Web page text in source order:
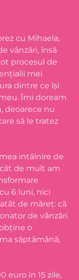
cu Mihaela,
vânzări, însă
procesul de
mei
dintre ce își
Îmi doream
deoarece nu
să le tratez
intâlnire de
cât de mult am
6 luni, nici
de măreț: că
de vânzări
o
săptămână,
euro în 15 zile,